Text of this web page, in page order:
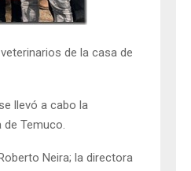
de la casa de
llevó a cabo la
Temuco.
Neira; la directora